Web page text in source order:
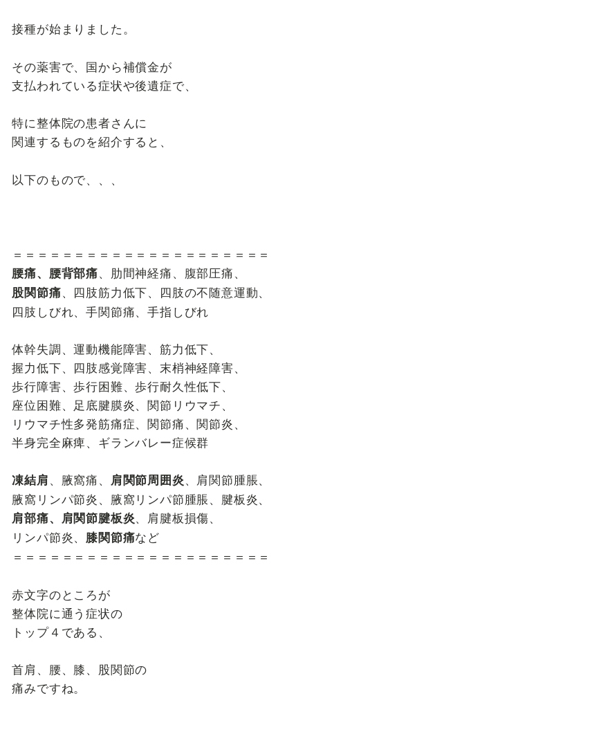
接種が始まりました。
その薬害で、国から補償金が
支払われている症状や後遺症で、
特に整体院の患者さんに
関連するものを紹介すると、
以下のもので、、、
＝＝＝＝＝＝＝＝＝＝＝＝＝＝＝＝＝＝＝＝＝
腰痛、腰背部痛、肋間神経痛、腹部圧痛、
股関節痛、四肢筋力低下、四肢の不随意運動、
四肢しびれ、手関節痛、手指しびれ
体幹失調、運動機能障害、筋力低下、
握力低下、四肢感覚障害、末梢神経障害、
歩行障害、歩行困難、歩行耐久性低下、
座位困難、足底腱膜炎、関節リウマチ、
リウマチ性多発筋痛症、関節痛、関節炎、
半身完全麻痺、ギランバレー症候群
凍結肩、腋窩痛、 肩関節周囲炎、肩関節腫脹、
腋窩リンパ節炎、腋窩リンパ節腫脹、腱板炎、
肩部痛、肩関節腱板炎、肩腱板損傷、
リンパ節炎、 膝関節痛など
＝＝＝＝＝＝＝＝＝＝＝＝＝＝＝＝＝＝＝＝＝
赤文字のところが
整体院に通う症状の
トップ４である、
首肩、腰、膝、股関節の
痛みですね。